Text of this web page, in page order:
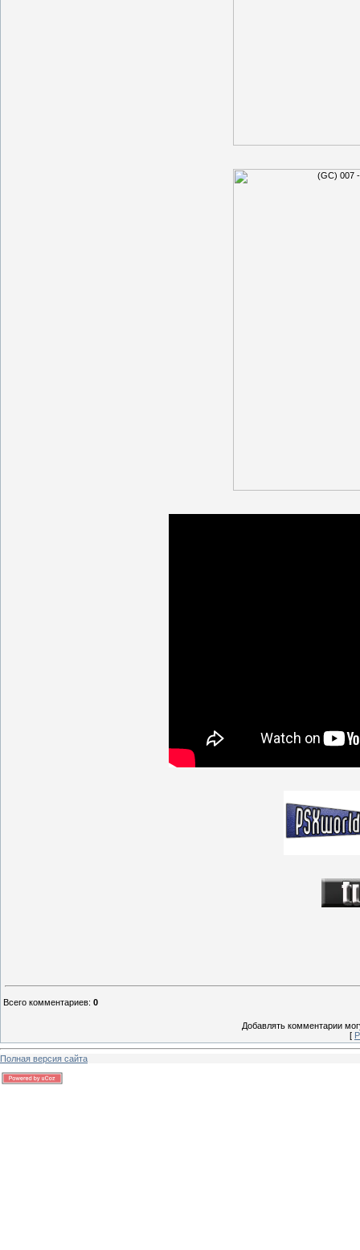
Всего комментариев: 0
Добавлять комментарии
[
Полная версия сайта